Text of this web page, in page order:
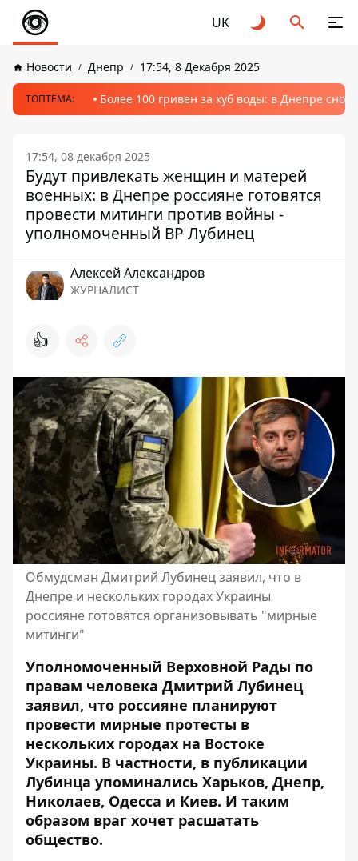
UK
Новости Днепр 17:54, 8 Декабря 2025
ТОПТЕМА: Более 100 гривен за куб воды: в Днепре
17:54, 08 декабря 2025
Будут привлекать женщин и матерей
военных: в Днепре россияне готовятся
провести митинги против войны -
уполномоченный ВР Лубинец
Алексей Александров
ЖУРНАЛИСТ
👍
Обмудсман Дмитрий Лубинец заявил, что в
Днепре и нескольких городах Украины
россияне готовятся организовывать "мирные
митинги"
Уполномоченный Верховной Рады по
правам человека Дмитрий Лубинец
заявил, что россияне планируют
провести мирные протесты в
нескольких городах на Востоке
Украины. В частности, в публикации
Лубинца упоминались Харьков, Днепр,
Николаев, Одесса и Киев. И таким
образом враг хочет расшатать
общество.